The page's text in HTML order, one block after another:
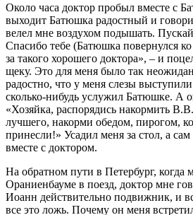
Около часа доктор пробыл вместе с
выходит Батюшка радостный и
велел мне воздухом подышать.
Спасибо тебе (Батюшка повернулся
за такого хорошего доктора», – и
щеку. Это для меня было так
радостно, что у меня слезы
сколько-нибудь услужил Батюшке. А
«Хозяйка, распорядись накормить
лучшего, накорми обедом, пирогом,
принесли!» Усадил меня за стол, а сам
вместе с доктором.
На обратном пути в Петербург, когда
Ораниенбауме в поезд, доктор мне
Иоанн действительно подвижник, и
все это ложь. Почему он меня